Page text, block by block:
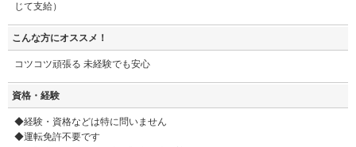
じて支給）
こんな方にオススメ！
コツコツ頑張る 未経験でも安心
資格・経験
◆経験・資格などは特に問いません
◆運転免許不要です